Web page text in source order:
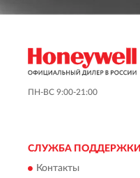
ПН-ВС 9:00-21:00
СЛУЖБА ПОДДЕРЖКИ
Контакты